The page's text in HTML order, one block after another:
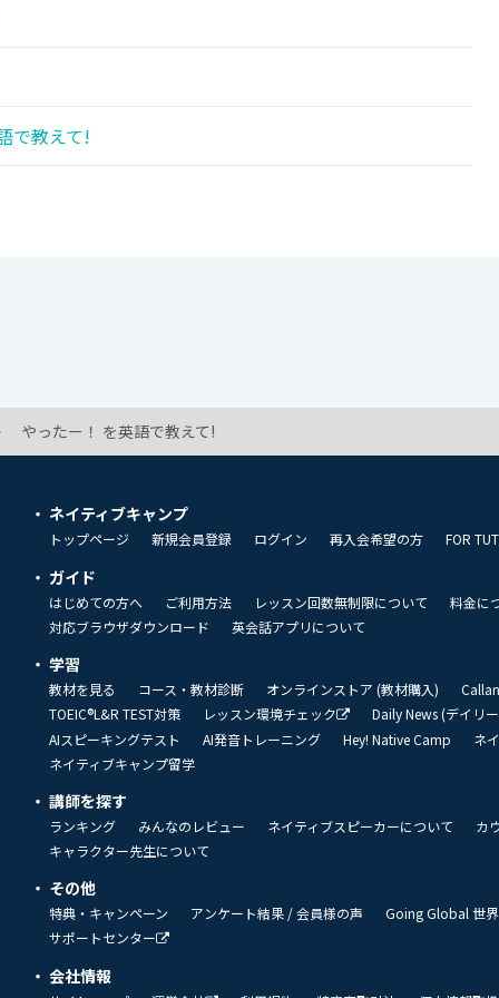
で教えて!
やったー！ を英語で教えて!
ネイティブキャンプ
トップページ 新規会員登録 ログイン 再入会希望の方 FOR
ガイド
はじめての方へ ご利用方法 レッスン回数無制限について 料金に
対応ブラウザダウンロード
英会話アプリについて
学習
教材を見る コース・教材診断 オンラインストア (教材購入)
TOEIC®L&R TEST対策
レッスン環境チェック Daily News (デイリ
AIスピーキングテスト
AI発音トレーニング Hey! Native Camp ネ
ネイティブキャンプ留学
講師を探す
ランキング みんなのレビュー ネイティブスピーカーについて
カ
キャラクター先生について
その他
特典・キャンペーン アンケート結果 / 会員様の声 Going Global 世
サポートセンター
会社情報